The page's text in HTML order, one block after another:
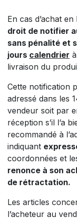
En cas d’achat
droit de notifier
sans pénalité et
jours calendrier
livraison du
Cette notification
adressé dans les
vendeur soit par
réception s’il l’a
recommandé à
indiquant
coordonnées et
renonce à son
de rétractation.
Les articles
l’acheteur au